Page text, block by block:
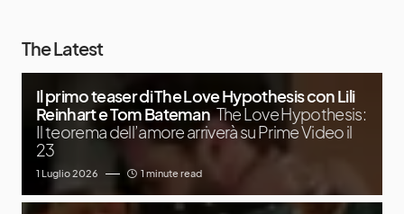
The Latest
Il primo teaser di The Love Hypothesis con Lili
Reinhart e Tom Bateman The Love Hypothesis:
Il teorema dell’amore arriverà su Prime Video il
23
1 Luglio 2026 1 minute read